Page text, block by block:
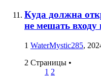
Куда должна
не мешать входу
1 WaterMystic285,
2 Страницы •
1 2